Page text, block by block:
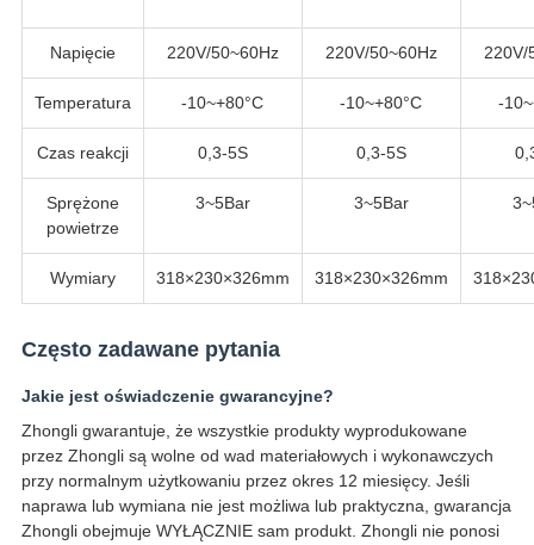
Napięcie 220V/50~60Hz 220V/50~60Hz 220V/
Temperatura -10~+80°C -10~+80°C -
Czas reakcji 0,3-5S 0,3-5S
Sprężone
powietrze
3~5Bar 3~5Bar
Wymiary 318×230×326mm 318×230×326mm
Często zadawane pytania
Jakie jest oświadczenie gwarancyjne?
Zhongli gwarantuje, że wszystkie produkty wyprodukowane
przez Zhongli są wolne od wad materiałowych i wykonawczych
przy normalnym użytkowaniu przez okres 12 miesięcy. Jeśli
naprawa lub wymiana nie jest możliwa lub praktyczna, gwarancja
Zhongli obejmuje WYŁĄCZNIE sam produkt. Zhongli nie ponosi